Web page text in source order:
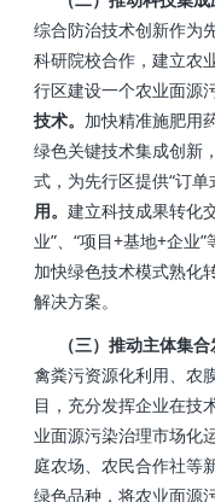
综合防治技术创新作为
科研院校合作，建立农
行区建设一个农业面源
技术。 加快精准施肥用
绿色关键技术集成创新
式，为先行区提供“订单
用。建立科技成果转化
业”、“项目+基地+企业
加快绿色技术模式熟化
解决方案。
（三）推动主体集
禽粪污资源化利用、农
目，充分发挥企业在技
业面源污染治理市场化
庭农场、农民合作社等
绿色品种，将农业面源